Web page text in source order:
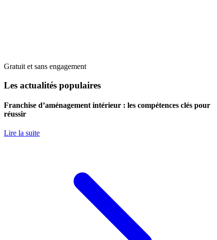
Gratuit et sans engagement
Les actualités populaires
Franchise d’aménagement intérieur : les compétences clés pour
réussir
Lire la suite